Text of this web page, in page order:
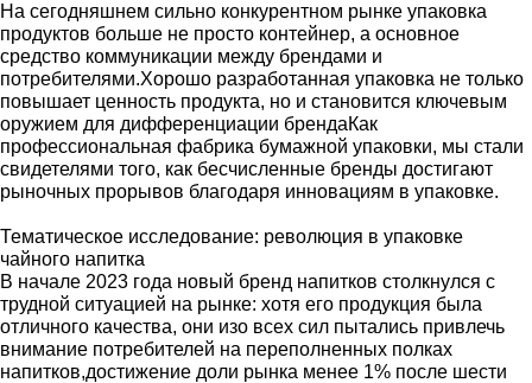
На сегодняшнем сильно конкурентном рынке упаковка
продуктов больше не просто контейнер, а основное
средство коммуникации между брендами и
потребителями.Хорошо разработанная упаковка не только
повышает ценность продукта, но и становится ключевым
оружием для дифференциации брендаКак
профессиональная фабрика бумажной упаковки, мы стали
свидетелями того, как бесчисленные бренды достигают
рыночных прорывов благодаря инновациям в упаковке.
Тематическое исследование: революция в упаковке
чайного напитка
В начале 2023 года новый бренд напитков столкнулся с
трудной ситуацией на рынке: хотя его продукция была
отличного качества, они изо всех сил пытались привлечь
внимание потребителей на переполненных полках
напитков,достижение доли рынка менее 1% после шести